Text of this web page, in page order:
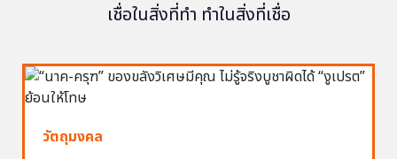
เชื่อในสิ่งที่ทำ ทำในสิ่งที่เชื่อ
วัตถุมงคล